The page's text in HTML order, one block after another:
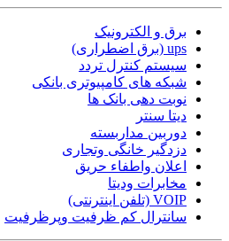
برق و الکترونیک
ups (برق اضطراری)
سیستم کنترل تردد
شبکه های کامپیوتری بانکی
نوبت دهی بانک ها
دیتا سنتر
دوربین مداربسته
دزدگیر خانگی وتجاری
اعلان واطفاء حریق
مخابرات ودیتا
VOIP (تلفن اینترنتی)
سانترال کم ظرفیت وپرظرفیت